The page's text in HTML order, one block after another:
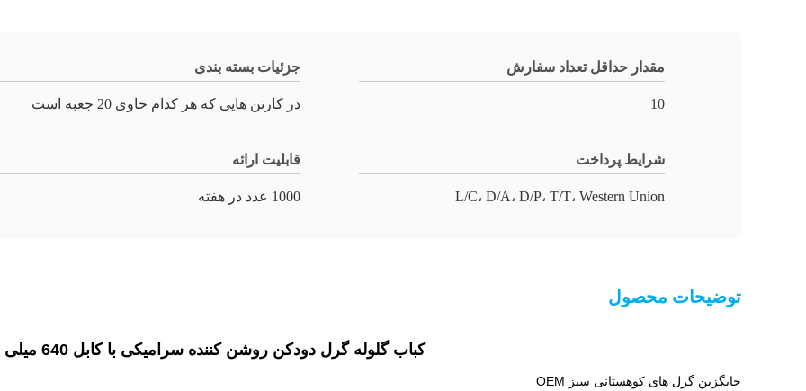
مقدار حداقل تعداد سفارش
10
جزئیات بسته بندی
در کارتن هایی که هر کدام حاوی 20 جعبه است
شرایط پرداخت
L/C، D/A، D/P، T/T، Western Union
قابلیت ارائه
1000 عدد در هفته
توضیحات محصول
کباب گلوله گرل دودکن روشن کننده سرامیکی با کابل 640 میلی متر
جایگزین گرل های کوهستانی سبز OEM